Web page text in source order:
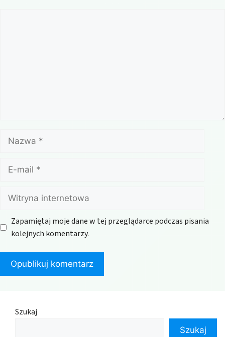
Nazwa
mail
Witryna
internetowa
Zapamiętaj moje dane w tej przeglądarce podczas pisania
kolejnych komentarzy.
Szukaj
Szukaj